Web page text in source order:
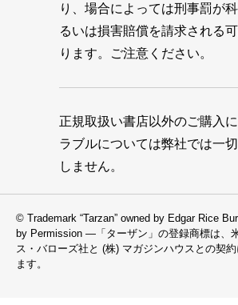
り、場合によっては刑事罰が
るいは損害賠償を請求される
ります。ご注意ください。
正規取扱い書店以外のご購入
ラブルについては弊社では一
しません。
© Trademark “Tarzan” owned by Edgar Rice
by Permission —「ターザン」の登録商標は、
ス・バローズ社と (株) マガジンハウスとの契
ます。